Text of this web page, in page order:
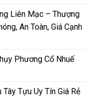
Liên Mạc – Thượng
An Toàn, Giá Cạnh
Phương Cổ Nhuế
Tựu Uy Tín Giá Rẻ